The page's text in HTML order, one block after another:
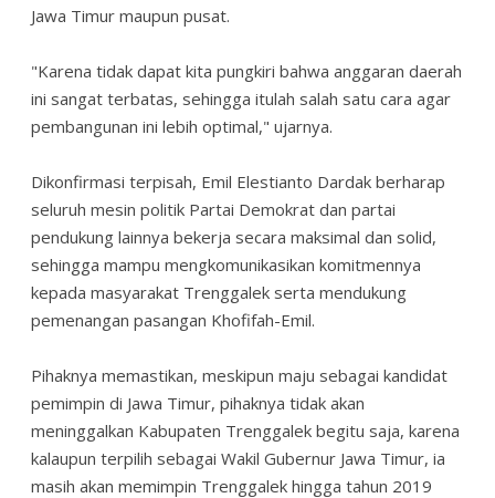
Jawa Timur maupun pusat.
"Karena tidak dapat kita pungkiri bahwa anggaran daerah
ini sangat terbatas, sehingga itulah salah satu cara agar
pembangunan ini lebih optimal," ujarnya.
Dikonfirmasi terpisah, Emil Elestianto Dardak berharap
seluruh mesin politik Partai Demokrat dan partai
pendukung lainnya bekerja secara maksimal dan solid,
sehingga mampu mengkomunikasikan komitmennya
kepada masyarakat Trenggalek serta mendukung
pemenangan pasangan Khofifah-Emil.
Pihaknya memastikan, meskipun maju sebagai kandidat
pemimpin di Jawa Timur, pihaknya tidak akan
meninggalkan Kabupaten Trenggalek begitu saja, karena
kalaupun terpilih sebagai Wakil Gubernur Jawa Timur, ia
masih akan memimpin Trenggalek hingga tahun 2019